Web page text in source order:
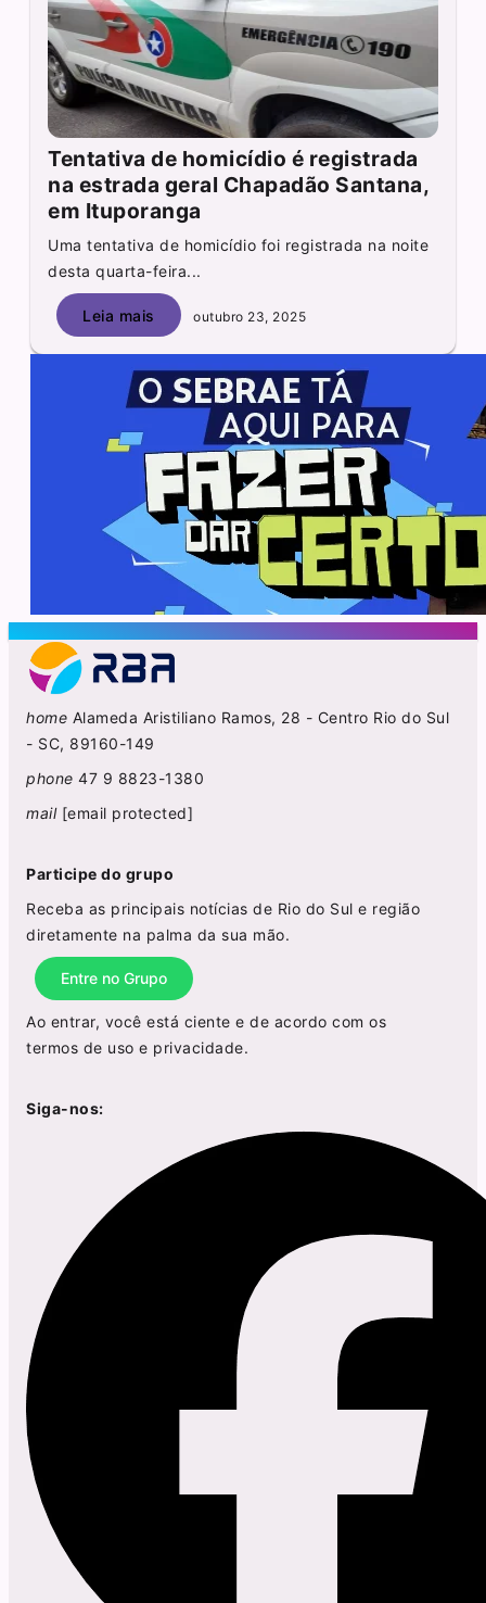
Tentativa de homicídio é registrada
na estrada geral Chapadão Santana,
em Ituporanga
Uma tentativa de homicídio foi registrada na noite
desta quarta-feira...
Leia mais outubro 23, 2025
home Alameda Aristiliano Ramos, 28 - Centro Rio do Sul
- SC, 89160-149
phone 47 9 8823-1380
mail [email protected]
Participe do grupo
Receba as principais notícias de Rio do Sul e região
diretamente na palma da sua mão.
Entre no Grupo
Ao entrar, você está ciente e de acordo com os
termos de uso e privacidade.
Siga-nos: